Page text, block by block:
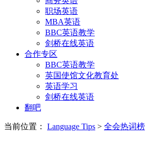
职场英语
MBA英语
BBC英语教学
剑桥在线英语
合作专区
BBC英语教学
英国使馆文化教育处
英语学习
剑桥在线英语
翻吧
当前位置： Language Tips > 全会热词榜